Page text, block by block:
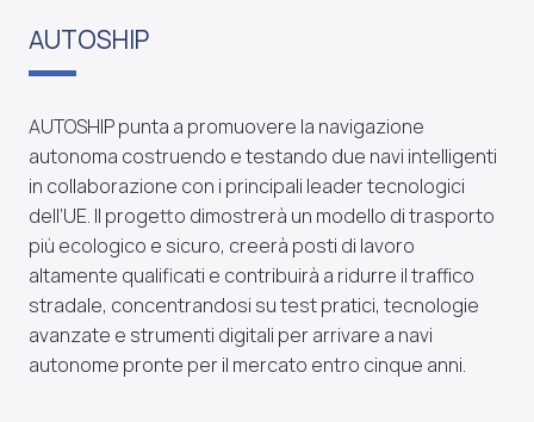
AUTOSHIP
AUTOSHIP punta a promuovere la navigazione
autonoma costruendo e testando due navi intelligenti
in collaborazione con i principali leader tecnologici
dell’UE. Il progetto dimostrerà un modello di trasporto
più ecologico e sicuro, creerà posti di lavoro
altamente qualificati e contribuirà a ridurre il traffico
stradale, concentrandosi su test pratici, tecnologie
avanzate e strumenti digitali per arrivare a navi
autonome pronte per il mercato entro cinque anni.